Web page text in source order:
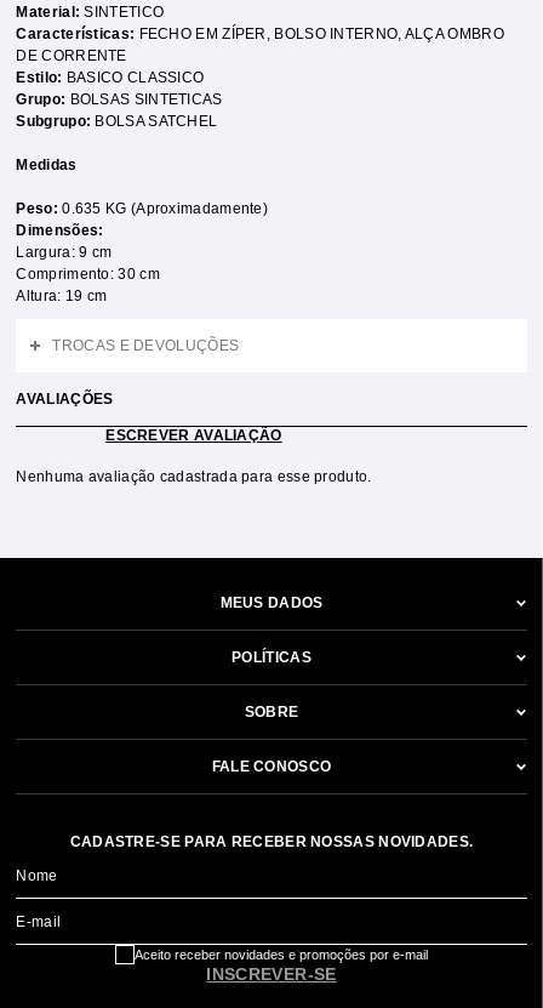
Material:SINTETICO
Características: FECHO EM ZÍPER , BOLSO INTERNO, ALÇA OMBRO
DE CORRENTE
Estilo: BASICO CLASSICO
Grupo: BOLSAS SINTETICAS
Subgrupo: BOLSA SATCHEL
Medidas
Peso:0.635 KG (Aproximadamente)
Dimensões:
Largura: 9 cm
Comprimento: 30 cm
Altura: 19 cm
TROCAS E DEVOLUÇÕES
AVALIAÇÕES
ESCREVER AVALIAÇÃO
Nenhuma avaliação cadastrada para esse produto.
MEUS DADOS
POLÍTICAS
SOBRE
FALE CONOSCO
CADASTRE-SE PARA RECEBER NOSSAS NOVIDADES.
Nome
E-mail
INSCREVER-SE
Aceito receber novidades e promoções por e-mail